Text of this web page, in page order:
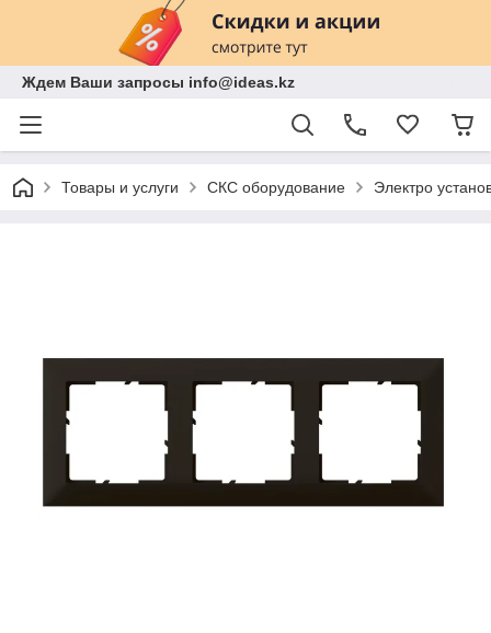
Ждем Ваши запросы info@ideas.kz
Товары и услуги СКС оборудование Электро